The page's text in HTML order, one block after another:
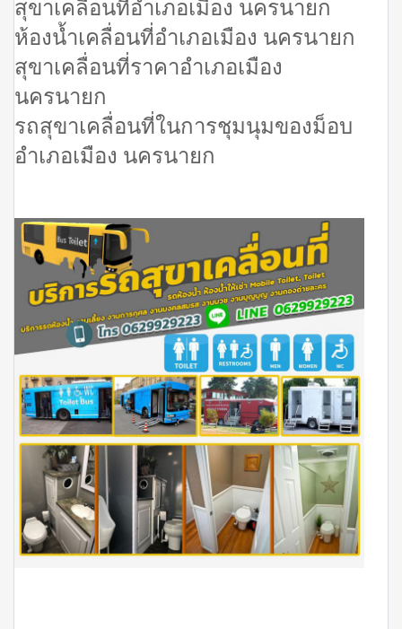
สุขาเคลื่อนที่อำเภอเมือง นครนายก
ห้องน้ำเคลื่อนที่อำเภอเมือง นครนายก
สุขาเคลื่อนที่ราคาอำเภอเมือง
นครนายก
รถสุขาเคลื่อนที่ในการชุมนุมของม็อบ
อำเภอเมือง นครนายก